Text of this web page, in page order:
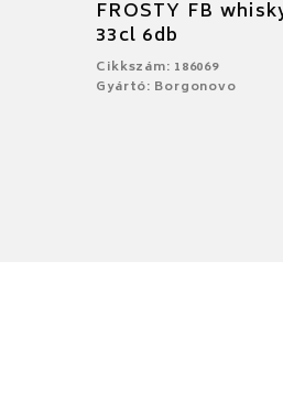
FROSTY FB
33cl 6db
Cikkszám: 186069
Gyártó: Borgonovo